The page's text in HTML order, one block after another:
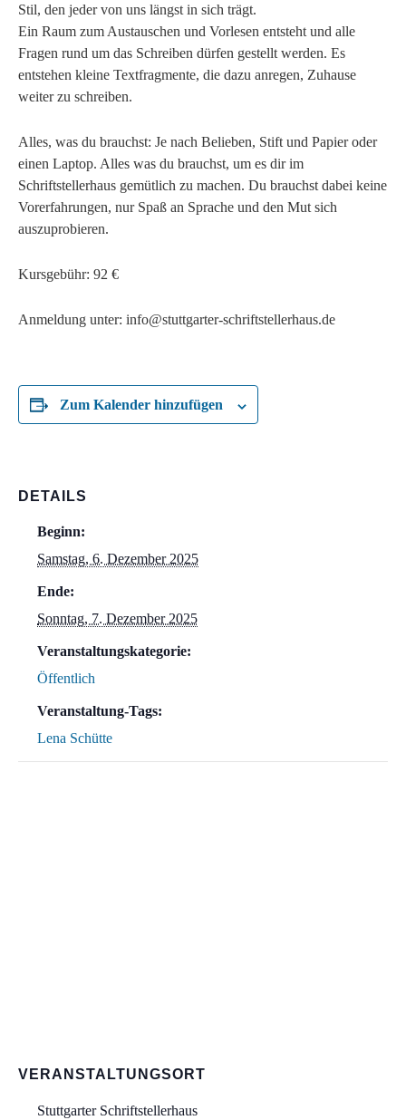
Stil, den jeder von uns längst in sich trägt.
Ein Raum zum Austauschen und Vorlesen entsteht und alle
Fragen rund um das Schreiben dürfen gestellt werden. Es
entstehen kleine Textfragmente, die dazu anregen, Zuhause
weiter zu schreiben.
Alles, was du brauchst: Je nach Belieben, Stift und Papier oder
einen Laptop. Alles was du brauchst, um es dir im
Schriftstellerhaus gemütlich zu machen. Du brauchst dabei keine
Vorerfahrungen, nur Spaß an Sprache und den Mut sich
auszuprobieren.
Kursgebühr: 92 €
Anmeldung unter: info@stuttgarter-schriftstellerhaus.de
Zum Kalender hinzufügen
DETAILS
Beginn:
Samstag, 6. Dezember 2025
Ende:
Sonntag, 7. Dezember 2025
Veranstaltungskategorie:
Öffentlich
Veranstaltung-Tags:
Lena Schütte
VERANSTALTUNGSORT
Stuttgarter Schriftstellerhaus